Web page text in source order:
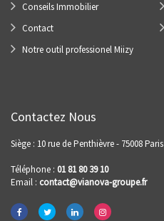
Conseils Immobilier
Contact
Notre outil professionel Miizy
Contactez Nous
Siège : 10 rue de Penthièvre - 75008 Paris
Téléphone : 01 81 80 39 10
Email : contact@vianova-groupe.fr